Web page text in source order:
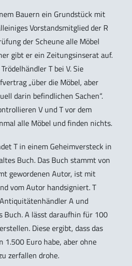
Bauern ein Grundstück mit
Vorstandsmitglied der R
der Scheune alle Möbel
gibt er ein Zeitungsinserat auf.
T bei V. Sie
„über die Möbel, aber
darin befindlichen Sachen“.
V und T vor dem
alle Möbel und finden nichts.
T in einem Geheimversteck in
Buch. Das Buch stammt von
gewordenen Autor, ist mit
vom Autor handsigniert. T
A und
Buch. A lässt daraufhin für 100
Diese ergibt, dass das
1.500 Euro habe, aber ohne
zerfallen drohe.